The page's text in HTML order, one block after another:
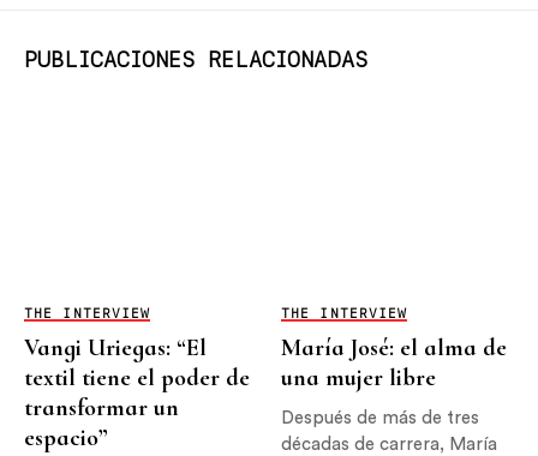
PUBLICACIONES RELACIONADAS
THE INTERVIEW
Vangi Uriegas: “El
textil tiene el poder de
transformar un
espacio”
THE INTERVIEW
María José: el alma de
una mujer libre
Después de más de tres
décadas de carrera, María